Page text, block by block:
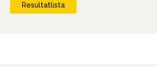
Resultatlista